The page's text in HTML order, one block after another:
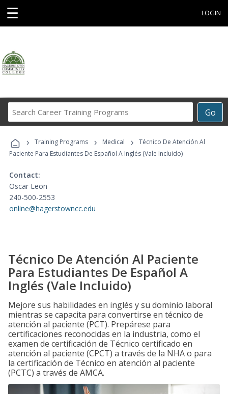
☰ LOGIN
Go
Career
Programs
› Training Programs › Medical ›
Técnico De Atención Al
Paciente Para Estudiantes De Español A Inglés (Vale Incluido)
Contact:
Oscar Leon
240-500-2553
online@hagerstowncc.edu
Técnico De Atención Al Paciente
Para Estudiantes De Español A
Inglés (Vale Incluido)
Mejore sus habilidades en inglés y su dominio laboral
mientras se capacita para convertirse en técnico de
atención al paciente (PCT). Prepárese para
certificaciones reconocidas en la industria, como el
examen de certificación de Técnico certificado en
atención al paciente (CPCT) a través de la NHA o para
la certificación de Técnico en atención al paciente
(PCTC) a través de AMCA.